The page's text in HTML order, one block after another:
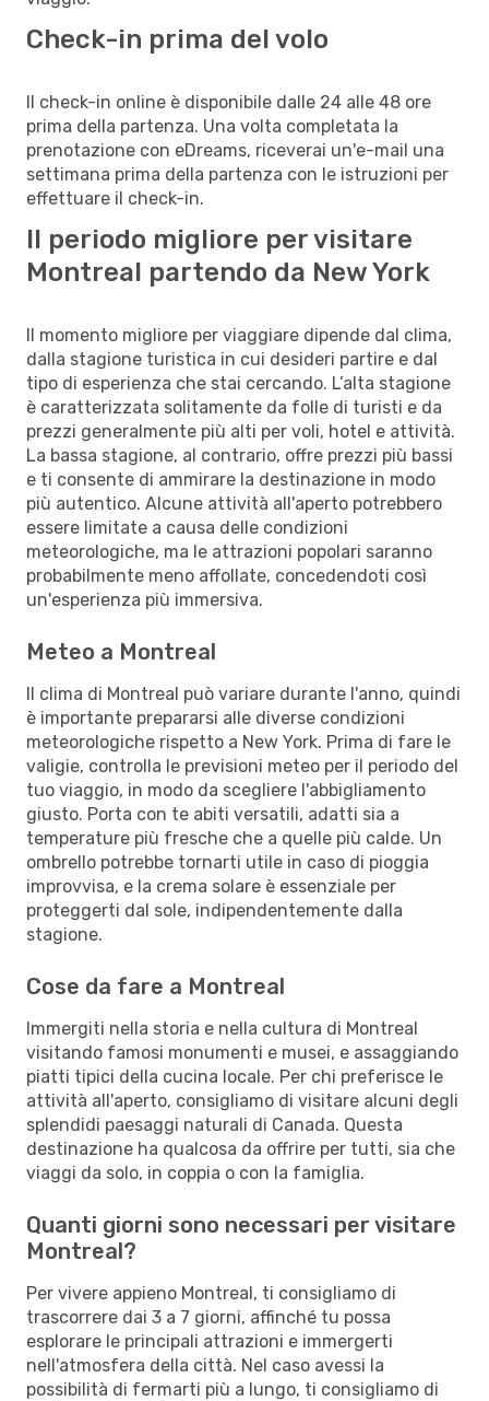
Check-in prima del volo
Il check-in online è disponibile dalle 24 alle 48 ore
prima della partenza. Una volta completata la
prenotazione con eDreams, riceverai un'e-mail una
settimana prima della partenza con le istruzioni per
effettuare il check-in.
Il periodo migliore per visitare
Montreal partendo da New York
Il momento migliore per viaggiare dipende dal clima,
dalla stagione turistica in cui desideri partire e dal
tipo di esperienza che stai cercando. L’alta stagione
è caratterizzata solitamente da folle di turisti e da
prezzi generalmente più alti per voli, hotel e attività.
La bassa stagione, al contrario, offre prezzi più bassi
e ti consente di ammirare la destinazione in modo
più autentico. Alcune attività all'aperto potrebbero
essere limitate a causa delle condizioni
meteorologiche, ma le attrazioni popolari saranno
probabilmente meno affollate, concedendoti così
un'esperienza più immersiva.
Meteo a Montreal
Il clima di Montreal può variare durante l'anno, quindi
è importante prepararsi alle diverse condizioni
meteorologiche rispetto a New York. Prima di fare le
valigie, controlla le previsioni meteo per il periodo del
tuo viaggio, in modo da scegliere l'abbigliamento
giusto. Porta con te abiti versatili, adatti sia a
temperature più fresche che a quelle più calde. Un
ombrello potrebbe tornarti utile in caso di pioggia
improvvisa, e la crema solare è essenziale per
proteggerti dal sole, indipendentemente dalla
stagione.
Cose da fare a Montreal
Immergiti nella storia e nella cultura di Montreal
visitando famosi monumenti e musei, e assaggiando
piatti tipici della cucina locale. Per chi preferisce le
attività all'aperto, consigliamo di visitare alcuni degli
splendidi paesaggi naturali di Canada. Questa
destinazione ha qualcosa da offrire per tutti, sia che
viaggi da solo, in coppia o con la famiglia.
Quanti giorni sono necessari per visitare
Montreal?
Per vivere appieno Montreal, ti consigliamo di
trascorrere dai 3 a 7 giorni, affinché tu possa
esplorare le principali attrazioni e immergerti
nell'atmosfera della città. Nel caso avessi la
possibilità di fermarti più a lungo, ti consigliamo di